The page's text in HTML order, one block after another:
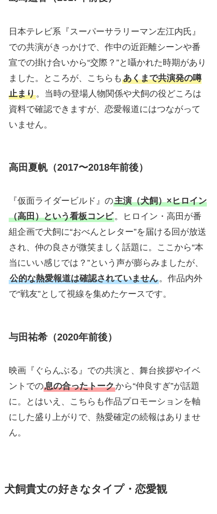
日本テレビ系『スーパーサラリーマン左江内氏』
での共演がきっかけで、作中の近距離シーンや番
宣での掛け合いから“交際？”と囁かれた時期があり
ました。ところが、こちらも あくまで共演発の噂
止まり。当時の登場人物関係や犬飼の役どころは
資料で確認できますが、恋愛報道にはつながって
いません。
高田夏帆（2017〜2018年前後）
『仮面ライダービルド』の主演（犬飼）×ヒロイン
（高田）という看板コンビ。ヒロイン・高田が番
組企画で犬飼に“おべんとレター”を届ける回が放送
され、仲の良さが微笑ましく話題に。ここから“本
当にいい感じでは？”という声が膨らみましたが、
公的な熱愛報道は確認されていません。作品内外
で“戦友”として視線を集めたケースです。
与田祐希（2020年前後）
映画『ぐらんぶる』での共演と、舞台挨拶やイベ
ントでの息の合ったトークから“仲良すぎ”が話題
に。とはいえ、こちらも作品プロモーションを軸
にした盛り上がりで、熱愛確定の続報はありませ
ん。
犬飼貴丈の好きなタイプ・恋愛観